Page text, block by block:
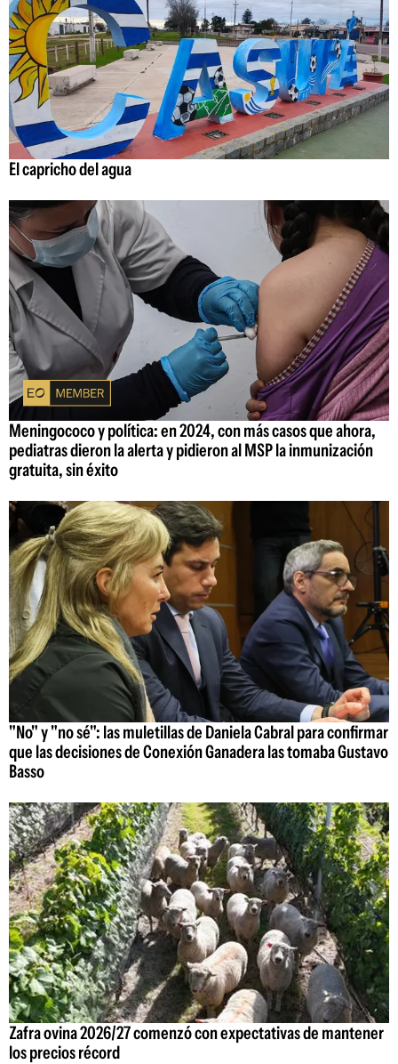
El capricho del agua
Meningococo y política: en 2024, con más casos que ahora,
pediatras dieron la alerta y pidieron al MSP la inmunización
gratuita, sin éxito
"No" y "no sé": las muletillas de Daniela Cabral para confirmar
que las decisiones de Conexión Ganadera las tomaba Gustavo
Basso
Zafra ovina 2026/27 comenzó con expectativas de mantener
los precios récord